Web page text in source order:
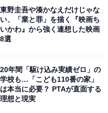
の編集・ライターに転
、ネットニュースでテレ
を執筆。編集プロダクシ
ランキング結果を見
東野圭吾や湊かなえだけじゃな
い、「業と罪」を描く『映画ち
いかわ』から強く連想した映画
8選
20年間「駆け込み実績ゼロ」の
学校も…「こども110番の家」
は本当に必要？ PTAが直面する
理想と現実